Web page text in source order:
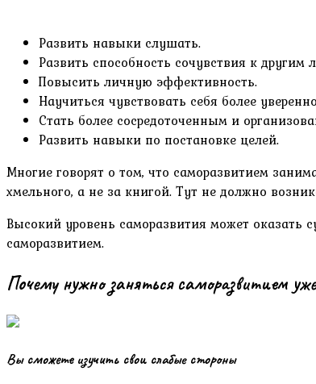
Развить навыки слушать.
Развить способность сочувствия к другим
Повысить личную эффективность.
Научиться чувствовать себя более
Стать более сосредоточенным и
Развить навыки по постановке целей.
Многие говорят о том, что саморазвитием
хмельного, а не за книгой. Тут не должно
Высокий уровень саморазвития может оказать
саморазвитием.
Почему нужно заняться саморазвитием
Вы сможете изучить свои слабые стороны